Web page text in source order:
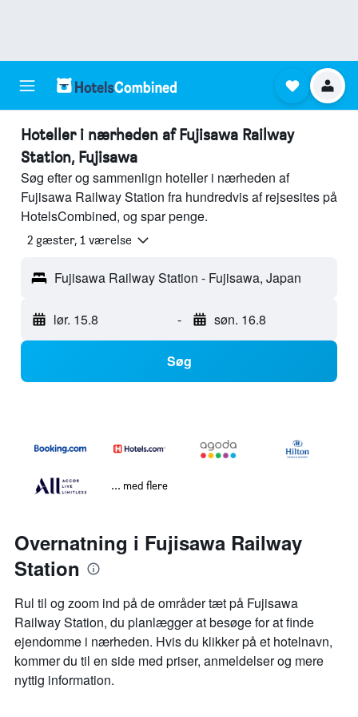
Hoteller i nærheden af Fujisawa Railway
Station, Fujisawa
Søg efter og sammenlign hoteller i nærheden af
Fujisawa Railway Station fra hundredvis af rejsesites på
HotelsCombined, og spar penge.
2 gæster, 1 værelse
Fujisawa Railway Station - Fujisawa, Japan
lør. 15.8 - søn. 16.8
Søg
... med flere
Overnatning i Fujisawa Railway
Station
Rul til og zoom ind på de områder tæt på Fujisawa
Railway Station, du planlægger at besøge for at finde
ejendomme i nærheden. Hvis du klikker på et hotelnavn,
kommer du til en side med priser, anmeldelser og mere
nyttig information.